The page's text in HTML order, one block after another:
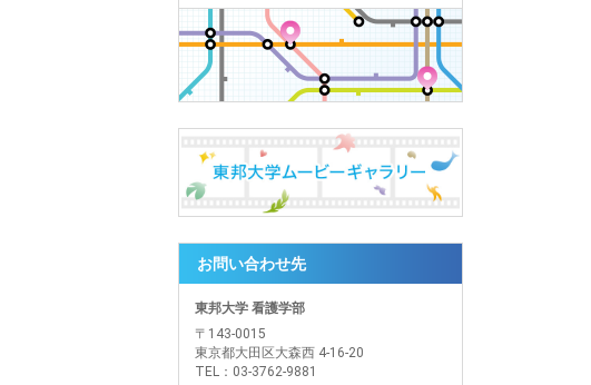
お問い合わせ先
東邦大学 看護学部
〒143-0015
東京都大田区大森西 4-16-20
TEL：03-3762-9881